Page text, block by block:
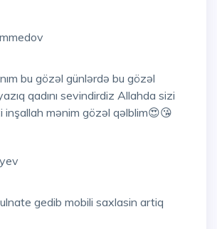
bu gözəl günlərdə bu gözəl
qadını sevindirdiz Allahda sizi
inşallah mənim gözəl qəlblim😍😘
gedib mobili saxlasin artiq